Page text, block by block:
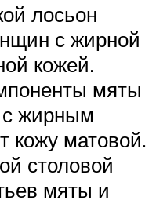
лосьон
с жирной
кожей.
мяты
жирным
кожу матовой.
столовой
мяты и